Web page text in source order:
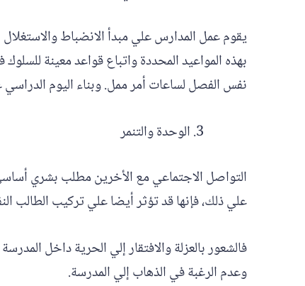
يقوم عمل المدارس علي مبدأ الانضباط
بهذه المواعيد المحددة واتباع قواعد معينة
نفس الفصل لساعات أمر ممل. وبناء اليوم الدراسي
الوحدة والتنمر
التواصل الاجتماعي مع الأخرين مطلب بشري
علي ذلك، فإنها قد تؤثر أيضا علي تركيب الطالب
فالشعور بالعزلة والافتقار إلي الحرية داخل
وعدم الرغبة في الذهاب إلي المدرسة.